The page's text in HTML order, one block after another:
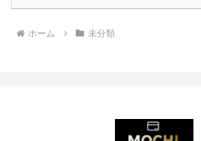
ホーム 未分類